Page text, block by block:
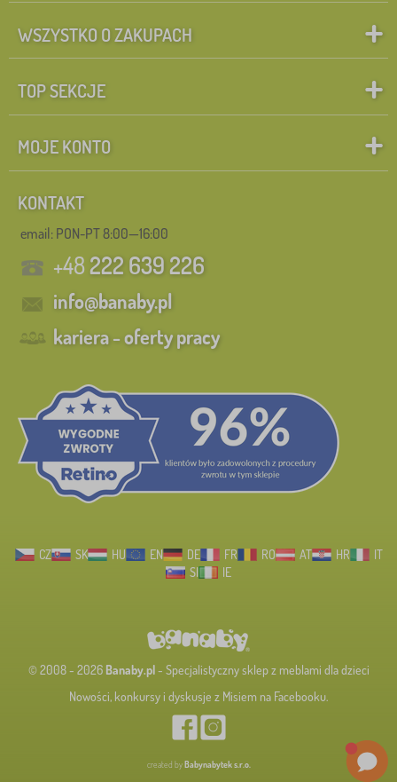
WSZYSTKO O ZAKUPACH
TOP SEKCJE
MOJE KONTO
KONTAKT
email: PON-PT 8:00—16:00
+48222 639 226
info@banaby.pl
kariera - oferty pracy
CZ SK HU EN DE FR RO AT HR
IT
SI
IE
© 2008 - 2026 Banaby.pl- Specjalistyczny sklep z meblami dla dzieci
Nowości, konkursy i dyskusje z Misiem na Facebooku.
created by Babynabytek s.r.o.